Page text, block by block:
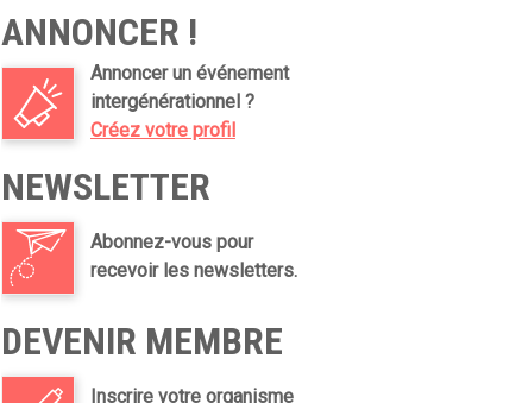
ANNONCER !
Annoncer un événement
intergénérationnel ?
Créez votre profil
NEWSLETTER
Abonnez-vous pour
recevoir les newsletters.
DEVENIR MEMBRE
Inscrire votre organisme